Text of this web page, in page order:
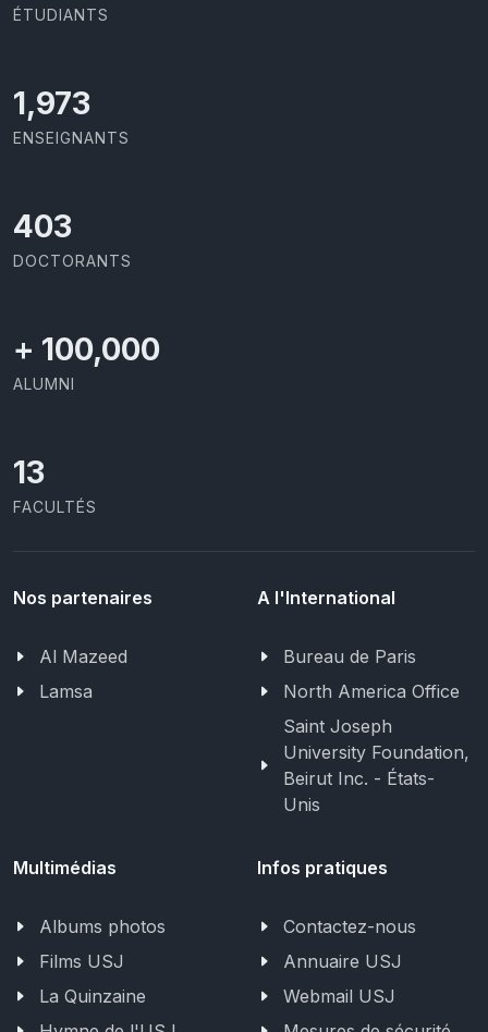
ÉTUDIANTS
2,142
ENSEIGNANTS
437
DOCTORANTS
+ 100,000
ALUMNI
13
FACULTÉS
Nos partenaires
Al Mazeed
Lamsa
A l'International
Bureau de Paris
North America Office
Saint Joseph
University Foundation,
Beirut Inc. - États-
Unis
Multimédias
Albums photos
Films USJ
La Quinzaine
Infos pratiques
Contactez-nous
Annuaire USJ
Webmail USJ